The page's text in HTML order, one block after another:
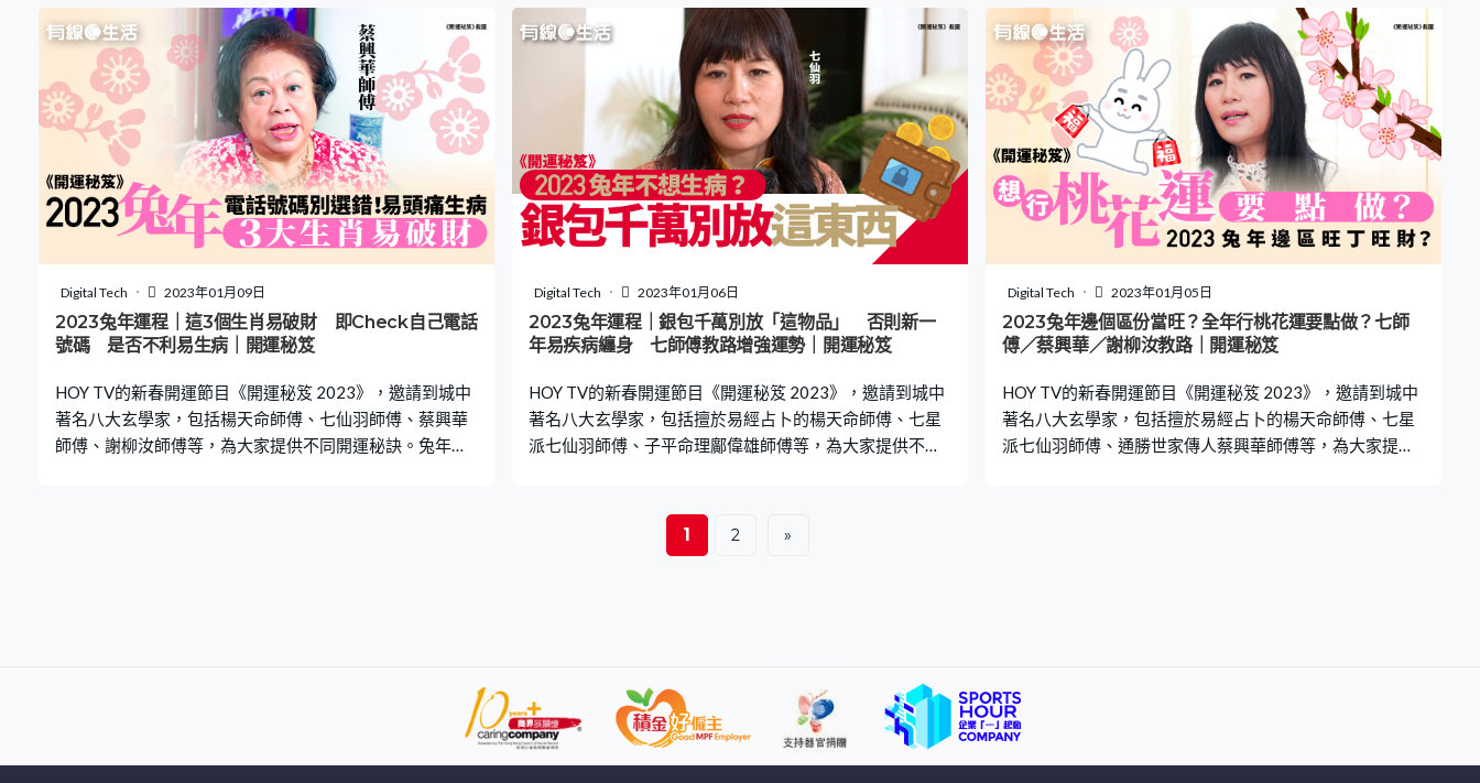
嗎？即看師傅們分析兔年運程！ 擺放年花催運 不少人過年
都會買年花，權朗師傅表示，有幾種花在農曆新年間特別
旺，包括百合、玫瑰、牡丹、太陽花和荷花。她特別指出
單身人士擺放玫瑰有助催旺桃花，而紫色則荷花具辟邪作
用，適用於所有生肖。那麼2023兔年，12生肖的開運花色
是甚麼呢？ 12生肖開運花色 權朗師傅指擺放不同顏色的植
物，有助催旺各生肖的兔年運勢。生肖屬鼠、屬虎，今年
適合擺放12枝綠色植物，屬龍、屬兔、屬豬應擺放11枝綠
色植物；而屬牛、屬雞可以放置7枝黃色花，屬羊、屬猴8
枝黃色花；屬蛇、屬狗擺放3或13枝紅色花，屬馬就適合4
或14枝紫紅色花。 推薦閱讀：2023兔年運程｜這3個生肖
易破財 即Check自己電話號碼 是否不利易生病2023兔
年邊個區份當旺？全年行桃花運要點做？七師傅／蔡興華
2023年香港整體大運如何呢？即看下文了解兔年運程！ 正
南方財位 對做生意的朋友來說，最關心的就是新一年能否
生意興隆。楊天命師傅說，2023兔年，正南方為財位。而
「見水聚財」，因此於門口位正南方擺放具流水意象擺
設，例如水機、飲品等，師傅建議放置風水輪，並向順時
針方向轉，有助將財氣從街上引到室內，增強財運。 推薦
閱讀：2023兔年運程｜這3個生肖易破財 即Check自己
電話號碼 是否不利易生病 找風水差投注站「乘人之危」
蔣匡文師傅說，想提升橫財運，就要找個風水相對差的投
注站「乘人之危」。根據馬會資料，屯門是全港最多人中
頭獎的投注站第二位，原來與這裡的風水格局有關！師傅
提到，屯門投注站樓高三層，當中三樓接駁住一座天橋，
整座投注站有多個門口出入，「四通八達難聚財」變相容
音屏，像形成一個漏
做？即看師傅為你拆解開運秘笈！ 藍色去掉霉運 增強運氣
所謂「去舊迎新」，新的一年，當然希望去除上一年的霉
氣。七師傅說藍色代表海洋、海水，利用藍色物品淨化身
體，能夠將霉運去掉。想在新一年轉運，她建議前去海邊
游泳淨化，冬天怕冷亦可於海邊取少許海水，沾濕身體、
頭頂，能有助去掉障礙、霉運，增強運氣。 正北位催旺生
子運 此外，七師傅還解說，2023兔年，正北位是九紫喜
慶位，想添丁的朋友可在家中北位擺放9個紅色利是封、嬰
兒照，能催旺生子運和人緣。 想發橫財要選對投注站！ 不
少人都想發橫財，原來選哪一個投注站都有考究！根據馬
會資料，荃灣是全港最多人中頭獎的投注站第三位。蔣匡
文師傅指風水學上，荃灣座的向叫作「兼線」，有破財、
損丁的意思，經常會分財或被人會強行奪走財產。而且荃
釋，傳統來說
Digital Tech 2023年01月09日
2023兔年運程｜這3個生肖易破財 即Check自己電話
號碼 是否不利易生病｜開運秘笈
HOY TV的新春開運節目《開運秘笈 2023》，邀請到城中
著名八大玄學家，包括楊天命師傅、七仙羽師傅、蔡興華
師傅、謝柳汝師傅等，為大家提供不同開運秘訣。兔年哪
不同運數，選錯數字可能影響我們的健康。謝柳汝師傅表
示，一般來說，數字5、2、0都屬於不太吉利的數字，5、
Digital Tech 2023年01月06日
2023兔年運程｜銀包千萬別放「這物品」 否則新一
年易疾病纏身 七師傅教路增強運勢｜開運秘笈
HOY TV的新春開運節目《開運秘笈 2023》，邀請到城中
著名八大玄學家，包括擅於易經占卜的楊天命師傅、七星
派七仙羽師傅、子平命理鄺偉雄師傅等，為大家提供不同
下文趨吉避凶！ 2023兔年運程｜不同顏色口罩有助提升運
勢 疫情三年以來，口罩可說是變了我們的日常必須品。即
龍人士適合深綠色口罩；屬羊、猴可以選擇杏色系；屬兔
則不適合深色；屬蛇適合鮮紅、深紅、暗紅色；屬馬紫色
系；而所有鮮艷的顏色都適合屬狗的朋友；屬虎人士可選
藍色系；屬雞選金色系；金、白、黃色能有助屬牛人士擋
Digital Tech 2023年01月05日
2023兔年邊個區份當旺？全年行桃花運要點做？七師
傅／蔡興華／謝柳汝教路｜開運秘笈
HOY TV的新春開運節目《開運秘笈 2023》，邀請到城中
著名八大玄學家，包括擅於易經占卜的楊天命師傅、七星
派七仙羽師傅、通勝世家傳人蔡興華師傅等，為大家提供
連結宇宙和地運。試想像深水埗的人、財，全部來到我們
家，吸收當區「靈氣」有助招貴人、招人氣！ 想行桃花
運？洗七天桃花澡！ 除了財運，相信大家每年關心的還有
1 2 »